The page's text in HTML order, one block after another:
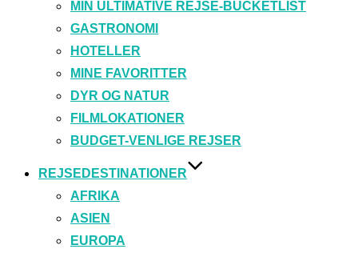
MIN ULTIMATIVE REJSE-BUCKETLIST
GASTRONOMI
HOTELLER
MINE FAVORITTER
DYR OG NATUR
FILMLOKATIONER
BUDGET-VENLIGE REJSER
REJSEDESTINATIONER
AFRIKA
ASIEN
EUROPA